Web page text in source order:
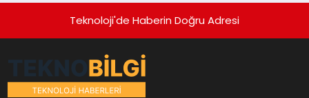
Teknoloji'de Haberin Doğru Adresi